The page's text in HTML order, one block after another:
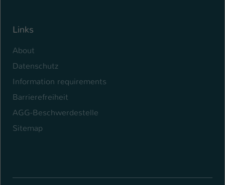
Links
About
Datenschutz
Information requirements
Barrierefreiheit
AGG-Beschwerdestelle
Sitemap